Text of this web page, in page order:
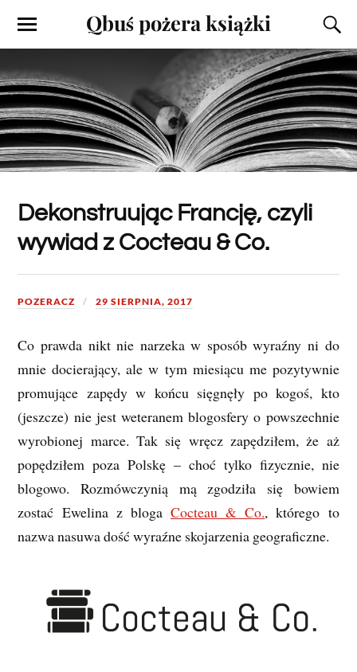
Qbuś pożera książki
Dekonstruując Francję, czyli
wywiad z Cocteau & Co.
POZERACZ 29 SIERPNIA, 2017
Co prawda nikt nie narzeka w sposób wyraźny ni do
mnie docierający, ale w tym miesiącu me pozytywnie
promujące zapędy w końcu sięgnęły po kogoś, kto
(jeszcze) nie jest weteranem blogosfery o powszechnie
wyrobionej marce. Tak się wręcz zapędziłem, że aż
popędziłem poza Polskę – choć tylko fizycznie, nie
blogowo. Rozmówczynią mą zgodziła się bowiem
zostać Ewelina z bloga Cocteau & Co., którego to
nazwa nasuwa dość wyraźne skojarzenia geograficzne.